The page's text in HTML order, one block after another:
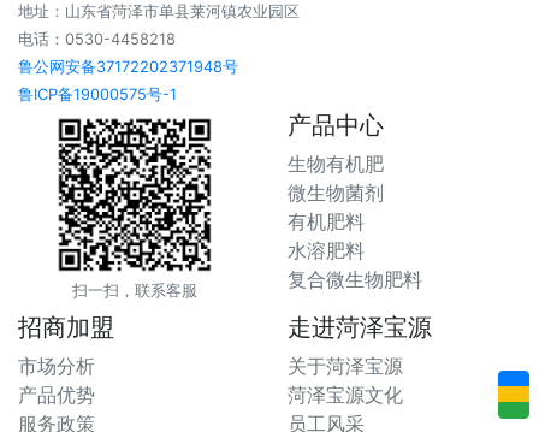
地址：山东省菏泽市单县莱河镇农业园区
电话：0530-4458218
鲁公网安备37172202371948号
鲁ICP备19000575号-1
扫一扫，联系客服
产品中心
生物有机肥
微生物菌剂
有机肥料
水溶肥料
复合微生物肥料
招商加盟
市场分析
产品优势
服务政策
走进菏泽宝源
关于菏泽宝源
菏泽宝源文化
员工风采